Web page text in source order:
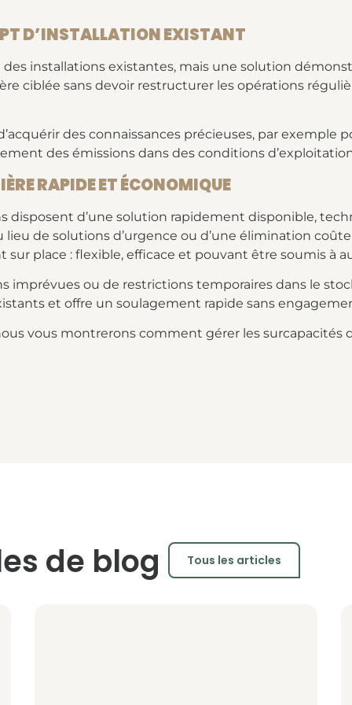
D’INSTALLATION EXISTANT
installations existantes, mais une solution
ciblée sans devoir restructurer les opérations
des connaissances précieuses, par exemple
des émissions dans des conditions
RAPIDE ET ÉCONOMIQUE
disposent d’une solution rapidement disponible,
de solutions d’urgence ou d’une élimination
place : flexible, efficace et pouvant être soumis à
imprévues ou de restrictions temporaires dans le
et offre un soulagement rapide sans
vous montrerons comment gérer les
de blog Tous les articles